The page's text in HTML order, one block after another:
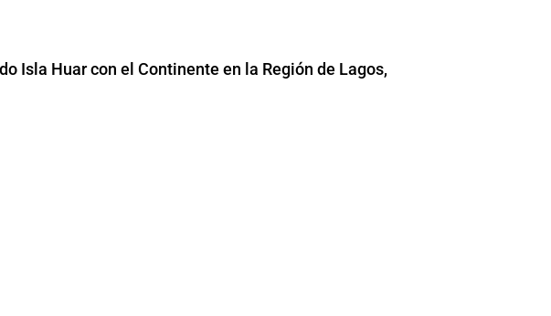
Isla Huar con el Continente en la Región de Lagos,